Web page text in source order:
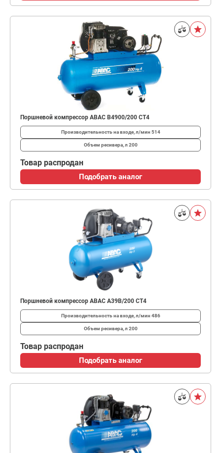
Поршневой компрессор ABAC B4900/200 CT4
Производительность на входе, л/мин 514
Объем ресивера, л 200
Товар распродан
Подобрать аналог
Поршневой компрессор ABAC A39B/200 CT4
Производительность на входе, л/мин 486
Объем ресивера, л 200
Товар распродан
Подобрать аналог